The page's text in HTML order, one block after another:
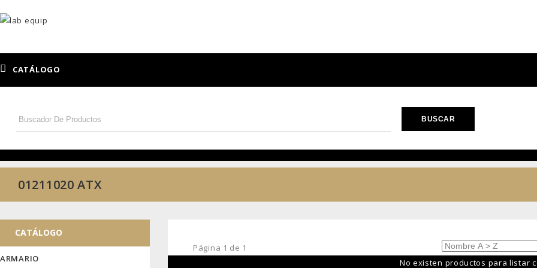
CATÁLOGO
01211020 ATX
Página 1 de 1
No existen productos para listar
CATÁLOGO
ARMARIO